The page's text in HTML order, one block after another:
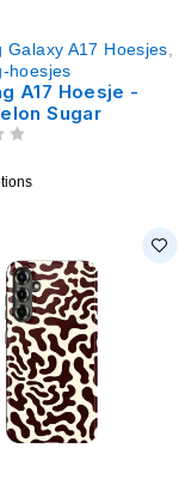
Galaxy A17 Hoesjes
hoesjes
A17 Hoesje -
Sugar